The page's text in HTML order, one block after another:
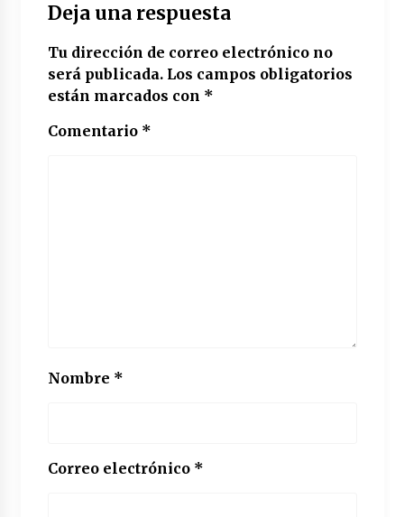
Deja una respuesta
Tu dirección de correo electrónico no
será publicada. Los campos obligatorios
están marcados con *
Comentario *
Nombre *
Correo electrónico *